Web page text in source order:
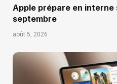
Apple prépare en
septembre
août 5, 2026